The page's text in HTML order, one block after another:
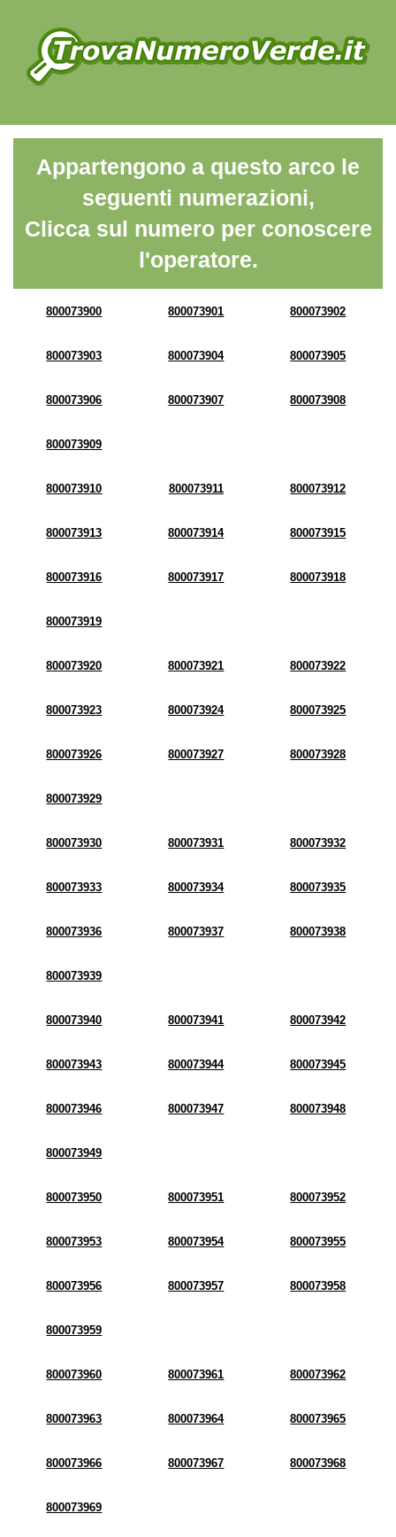
Appartengono a questo arco le
seguenti numerazioni,
Clicca sul numero per conoscere
l'operatore.
800073900 800073901 800073902
800073903 800073904 800073905
800073906 800073907 800073908
800073909
800073910 800073911 800073912
800073913 800073914 800073915
800073916 800073917 800073918
800073919
800073920 800073921 800073922
800073923 800073924 800073925
800073926 800073927 800073928
800073929
800073930 800073931 800073932
800073933 800073934 800073935
800073936 800073937 800073938
800073939
800073940 800073941 800073942
800073943 800073944 800073945
800073946 800073947 800073948
800073949
800073950 800073951 800073952
800073953 800073954 800073955
800073956 800073957 800073958
800073959
800073960 800073961 800073962
800073963 800073964 800073965
800073966 800073967 800073968
800073969